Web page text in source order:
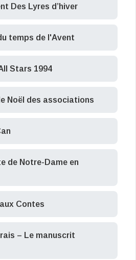
Des Lyres d’hiver
temps de l'Avent
Stars 1994
Noël des associations
de Notre-Dame en
Contes
– Le manuscrit